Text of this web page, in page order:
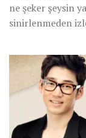
ne şeker şeysin
sinirlenmeden